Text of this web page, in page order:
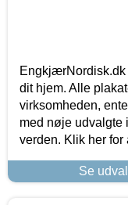
EngkjærNordisk.dk
dit hjem. Alle
virksomheden,
med nøje udvalgte
verden. Klik her for
Se